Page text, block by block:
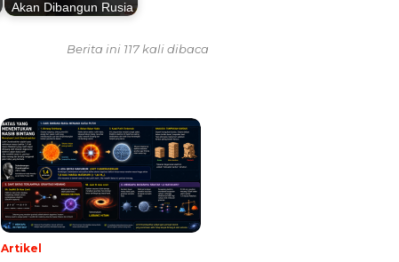
Akan Dibangun Rusia
Berita ini 117 kali dibaca
Artikel